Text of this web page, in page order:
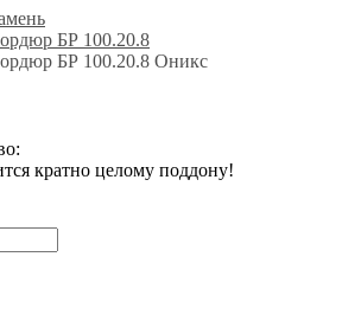
БР 100.20.8
БР 100.20.8 Оникс
кратно целому поддону!